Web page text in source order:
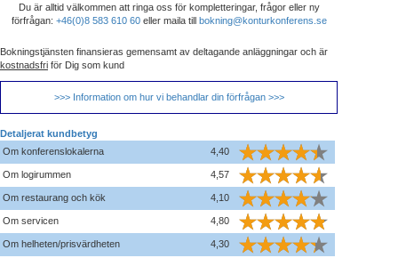
Du är alltid välkommen att ringa oss för kompletteringar, frågor eller ny
förfrågan: +46(0)8 583 610 60eller maila till bokning@konturkonferens.se
Bokningstjänsten finansieras gemensamt av deltagande anläggningar och är
kostnadsfri för Dig som kund
>>> Information om hur vi behandlar din förfrågan >>>
Detaljerat kundbetyg
Om konferenslokalerna
4,40
Om logirummen 4,57
Om restaurang och kök 4,10
Om servicen 4,80
Om helheten/prisvärdheten 4,30